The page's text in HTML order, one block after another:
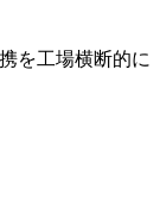
を工場横断的